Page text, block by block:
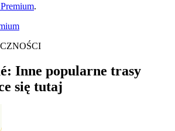
.
Inne popularne trasy
się tutaj